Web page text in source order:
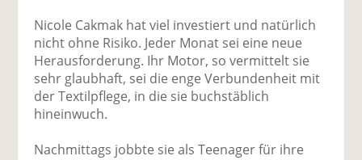
Nicole Cakmak hat viel investiert und natürlich
nicht ohne Risiko. Jeder Monat sei eine neue
Herausforderung. Ihr Motor, so vermittelt sie
sehr glaubhaft, sei die enge Verbundenheit mit
der Textilpflege, in die sie buchstäblich
hineinwuch.
Nachmittags jobbte sie als Teenager für ihre